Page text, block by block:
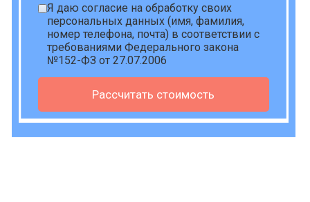
Я даю согласие на обработку своих
персональных данных (имя, фамилия,
номер телефона, почта) в соответствии с
требованиями Федерального закона
№152-ФЗ от 27.07.2006
Рассчитать стоимость